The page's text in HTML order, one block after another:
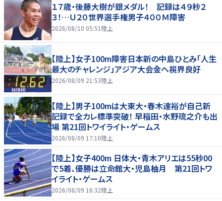
１７歳・後藤大樹が銀メダル！ 記録は４９秒２
３！…Ｕ２０世界選手権男子４００Ｍ障害
2026/08/10 05:51 陸上
【陸上】女子100m障害日本新の中島ひとみ「人生
最大のチャレンジ」アジア大会金へ視界良好
2026/08/09 21:53陸上
【陸上】男子100mは大東大・春木達裕が自己新
記録で全カレ標準突破！ 早稲田・水野琉之介も出
場 第21回トワイライト・ゲームス
2026/08/09 17:10陸上
【陸上】女子400m 日体大・青木アリエは55秒00
で5着、優勝は立命館大・児島柚月 第21回トワ
イライト・ゲームス
2026/08/09 16:32陸上